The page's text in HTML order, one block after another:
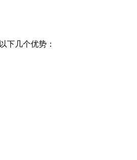
下几个优势：